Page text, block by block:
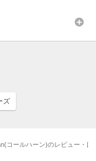
ズ
コールハーン)のレビュー・口